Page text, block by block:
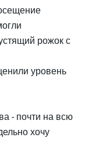
рожок с
уровень
- почти на всю
хочу